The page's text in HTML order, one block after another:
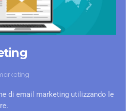
di email marketing utilizzando le